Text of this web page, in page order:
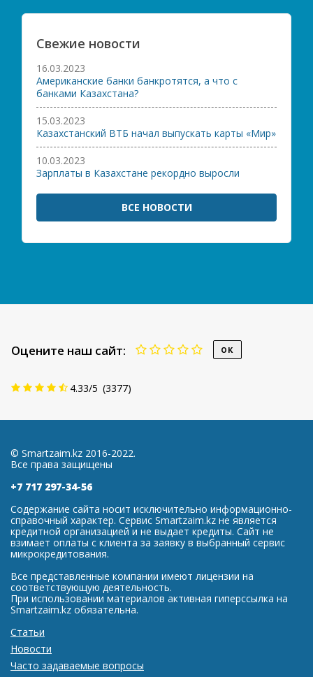
Свежие новости
16.03.2023
Американские банки банкротятся, а что с
банками Казахстана?
15.03.2023
Казахстанский ВТБ начал выпускать карты «Мир»
10.03.2023
Зарплаты в Казахстане рекордно выросли
ВСЕ НОВОСТИ
Оцените наш сайт:
4.33/5 (3377)
© Smartzaim.kz 2016-2022.
Все права защищены
+7 717 297-34-56
Содержание сайта носит исключительно информационно-
справочный характер. Сервис Smartzaim.kz не является
кредитной организацией и не выдает кредиты. Сайт не
взимает оплаты с клиента за заявку в выбранный сервис
микрокредитования.
Все представленные компании имеют лицензии на
соответствующую деятельность.
При использовании материалов активная гиперссылка на
Smartzaim.kz обязательна.
Статьи
Новости
Часто задаваемые вопросы